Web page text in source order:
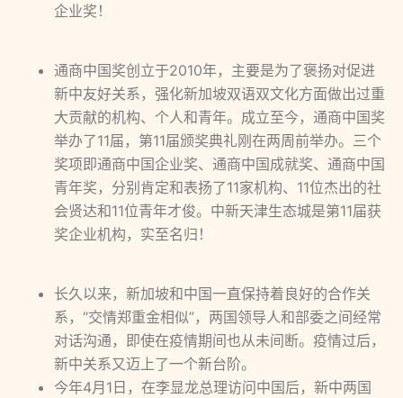
企业奖！
通商中国奖创立于2010年，主要是为了褒扬对促进
新中友好关系，强化新加坡双语双文化方面做出过重
大贡献的机构、个人和青年。成立至今，通商中国奖
举办了11届，第11届颁奖典礼刚在两周前举办。三个
奖项即通商中国企业奖、通商中国成就奖、通商中国
青年奖，分别肯定和表扬了11家机构、11位杰出的社
会贤达和11位青年才俊。中新天津生态城是第11届获
奖企业机构，实至名归！
长久以来，新加坡和中国一直保持着良好的合作关
系，“交情郑重金相似”，两国领导人和部委之间经常
对话沟通，即使在疫情期间也从未间断。疫情过后，
新中关系又迈上了一个新台阶。
今年4月1日，在李显龙总理访问中国后，新中两国